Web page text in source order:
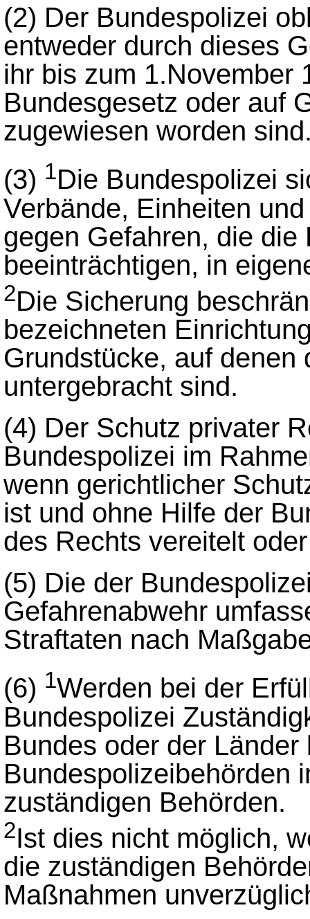
(2) Der Bundespolizei
entweder durch dieses
ihr bis zum 1.November
Bundesgesetz oder auf
zugewiesen worden
(3) 1Die Bundespolizei
Verbände, Einheiten
gegen Gefahren, die
beeinträchtigen, in
2Die Sicherung
bezeichneten
Grundstücke, auf denen
untergebracht sind.
(4) Der Schutz privater
Bundespolizei im
wenn gerichtlicher
ist und ohne Hilfe der
des Rechts vereitelt
(5) Die der
Gefahrenabwehr
Straftaten nach
(6) 1Werden bei der
Bundespolizei
Bundes oder der
Bundespolizeibehörden
zuständigen Behörden.
2Ist dies nicht möglich,
die zuständigen
Maßnahmen